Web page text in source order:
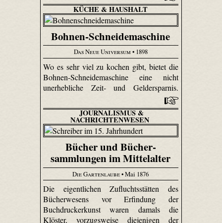
KÜCHE & HAUSHALT
Bohnen-Schneidemaschine
Das Neue Universum • 1898
Wo es sehr viel zu kochen gibt, bietet die
Bohnen-Schneidemaschine eine nicht
unerhebliche Zeit- und Geldersparnis.
JOURNALISMUS &
NACHRICHTENWESEN
Bücher und Bücher­
sammlungen im Mittelalter
Die Gartenlaube• Mai 1876
Die eigentlichen Zufluchtsstätten des
Bücherwesens vor Erfindung der
Buchdruckerkunst waren damals die
Klöster, vorzugsweise diejenigen der